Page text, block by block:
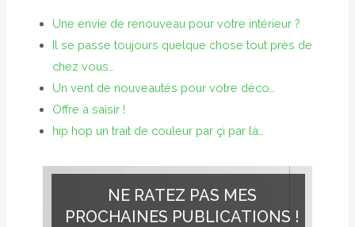
Une envie de renouveau pour votre intérieur ?
Il se passe toujours quelque chose tout près de
chez vous…
Un vent de nouveautés pour votre déco…
Offre à saisir !
hip hop un trait de couleur par çi par là…
NE RATEZ PAS MES
PROCHAINES PUBLICATIONS !